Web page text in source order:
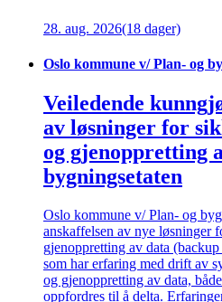
28. aug. 2026(18 dager)
Oslo kommune v/ Plan- og
Veiledende
av løsninger for
og gjenoppretting
bygningsetaten
Oslo kommune v/ Plan- og
anskaffelsen av nye løsninger
gjenoppretting av data
som har erfaring med drift av
og gjenoppretting av data,
oppfordres til å delta.